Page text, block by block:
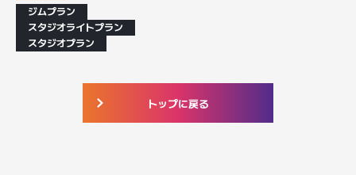
ジムプラン
スタジオライトプラン
スタジオプラン
トップに戻る